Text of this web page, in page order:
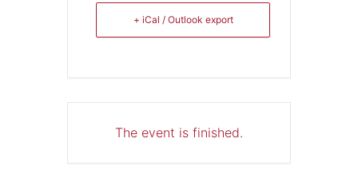
+ iCal / Outlook export
The event is finished.